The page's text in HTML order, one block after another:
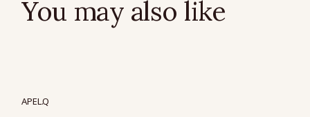
You may also like
APEL.Q